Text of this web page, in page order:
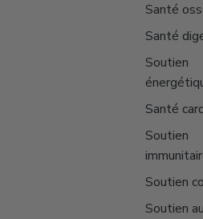
Santé
Santé
Soutien
Santé
Soutien
Soutien
Soutien